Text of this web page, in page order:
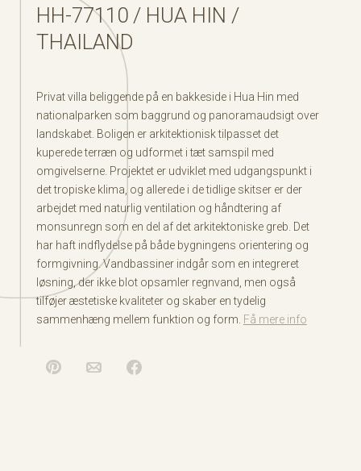
HH-77110 / HUA HIN /
THAILAND
Privat villa beliggende på en bakkeside i Hua Hin med
nationalparken som baggrund og panoramaudsigt over
landskabet. Boligen er arkitektionisk tilpasset det
kuperede terræn og udformet i tæt samspil med
omgivelserne. Projektet er udviklet med udgangspunkt i
det tropiske klima, og allerede i de tidlige skitser er der
arbejdet med naturlig ventilation og håndtering af
monsunregn som en del af det arkitektoniske greb. Det
har haft indflydelse på både bygningens orientering og
formgivning. Vandbassiner indgår som en integreret
løsning, der ikke blot opsamler regnvand, men også
tilføjer æstetiske kvaliteter og skaber en tydelig
sammenhæng mellem funktion og form. Få mere info